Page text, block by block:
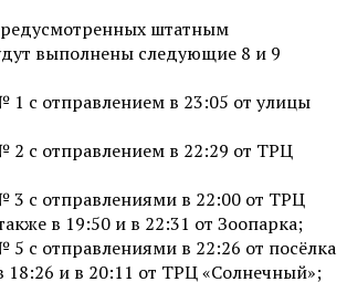
штатным
выполнены следующие 8 и 9
с отправлением в 23:05 от улицы
с отправлением в 22:29 от ТРЦ
3 с отправлениями в 22:00 от ТРЦ
в 19:50 и в 22:31 от Зоопарка;
с отправлениями в 22:26 от посёлка
18:26 и в 20:11 от ТРЦ «Солнечный»;